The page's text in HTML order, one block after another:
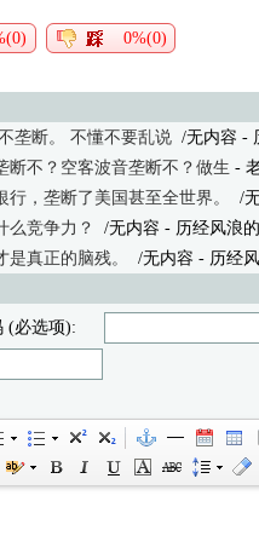
0%(0)
垄断。 不懂不要乱说 /无内容 - 历
断不？空客波音垄断不？做生 -
，垄断了美国甚至全世界。
/
么竞争力？
/无内容 - 历经风浪
真正的脑残。
/无内容 - 历经风
(必选项):